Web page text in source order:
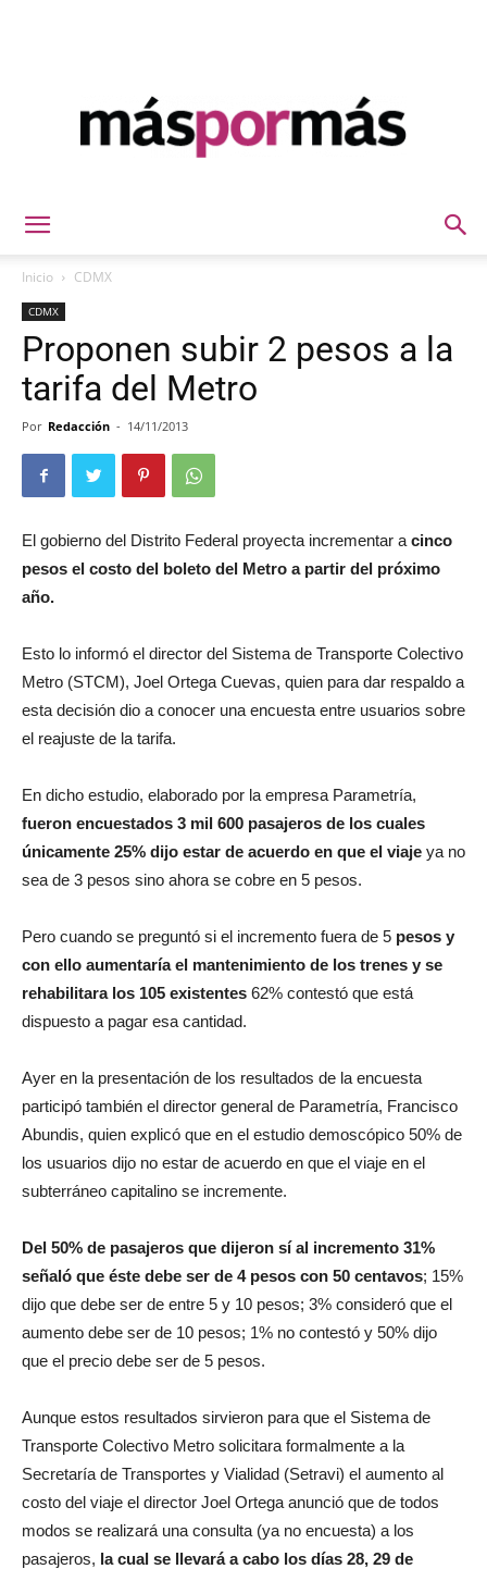
Inicio CDMX
CDMX
Proponen subir 2 pesos a la
tarifa del Metro
Por Redacción - 14/11/2013
El gobierno del Distrito Federal proyecta incrementar a cinco
pesos el costo del boleto del Metro a partir del próximo
año.
Esto lo informó el director del Sistema de Transporte Colectivo
Metro (STCM), Joel Ortega Cuevas, quien para dar respaldo a
esta decisión dio a conocer una encuesta entre usuarios sobre
el reajuste de la tarifa.
En dicho estudio, elaborado por la empresa Parametría,
fueron encuestados 3 mil 600 pasajeros de los cuales
únicamente 25% dijo estar de acuerdo en que el viaje ya no
sea de 3 pesos sino ahora se cobre en 5 pesos.
Pero cuando se preguntó si el incremento fuera de 5 pesos y
con ello aumentaría el mantenimiento de los trenes y se
rehabilitara los 105 existentes 62% contestó que está
dispuesto a pagar esa cantidad.
Ayer en la presentación de los resultados de la encuesta
participó también el director general de Parametría, Francisco
Abundis, quien explicó que en el estudio demoscópico 50% de
los usuarios dijo no estar de acuerdo en que el viaje en el
subterráneo capitalino se incremente.
Del 50% de pasajeros que dijeron sí al incremento 31%
señaló que éste debe ser de 4 pesos con 50 centavos; 15%
dijo que debe ser de entre 5 y 10 pesos; 3% consideró que el
aumento debe ser de 10 pesos; 1% no contestó y 50% dijo
que el precio debe ser de 5 pesos.
Aunque estos resultados sirvieron para que el Sistema de
Transporte Colectivo Metro solicitara formalmente a la
Secretaría de Transportes y Vialidad (Setravi) el aumento al
costo del viaje el director Joel Ortega anunció que de todos
modos se realizará una consulta (ya no encuesta) a los
pasajeros, la cual se llevará a cabo los días 28, 29 de